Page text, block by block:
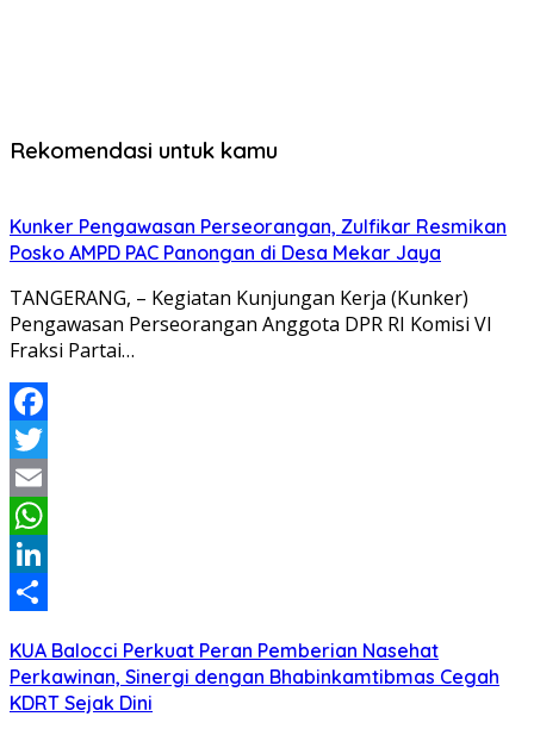
Rekomendasi untuk kamu
Kunker Pengawasan Perseorangan, Zulfikar Resmikan
Posko AMPD PAC Panongan di Desa Mekar Jaya
TANGERANG, – Kegiatan Kunjungan Kerja (Kunker)
Pengawasan Perseorangan Anggota DPR RI Komisi VI
Fraksi Partai…
Facebook
Twitter
Email
WhatsApp
LinkedIn
KUA Balocci Perkuat Peran Pemberian Nasehat
Perkawinan, Sinergi dengan Bhabinkamtibmas Cegah
KDRT Sejak Dini